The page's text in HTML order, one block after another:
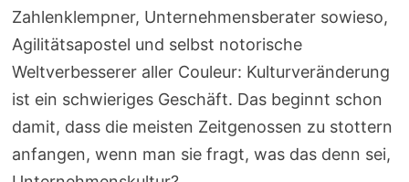
Zahlenklempner, Unternehmensberater sowieso,
Agilitätsapostel und selbst notorische
Weltverbesserer aller Couleur: Kulturveränderung
ist ein schwieriges Geschäft. Das beginnt schon
damit, dass die meisten Zeitgenossen zu stottern
anfangen, wenn man sie fragt, was das denn sei,